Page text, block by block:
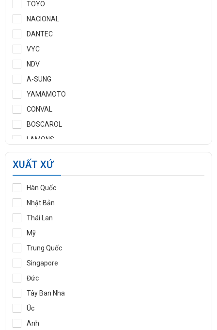
TOYO
NACIONAL
DANTEC
VYC
NDV
A-SUNG
YAMAMOTO
CONVAL
BOSCAROL
LAMONS
MANNTEK
KLINGER
WOOJU GASPACK
DIDTEK
RITAG
GASSO
SAMYANG
TOZEN
PEKOS
VINVAL
AZBIL
BROADY
XUẤT XỨ
Hàn Quốc
Nhật Bản
Thái Lan
Mỹ
Trung Quốc
Singapore
Đức
Tây Ban Nha
Úc
Anh